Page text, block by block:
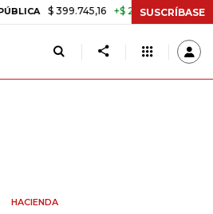
$ 399.745,16 +$ 2.295,71 +0,58%
SUSCRÍBASE
HACIENDA